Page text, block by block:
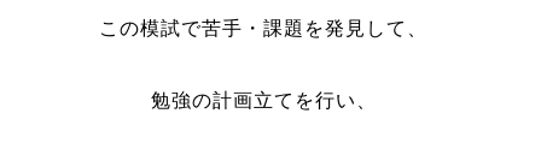
この模試で苦手・課題を発見して、
勉強の計画立てを行い、